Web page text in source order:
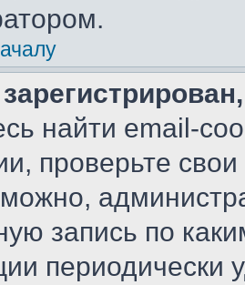
найти email-
проверьте
запись по
периодически